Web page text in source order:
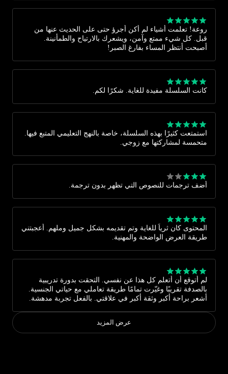
روعة! تعلمت أشياء لم أكن أجرؤ حتى على الحديث عنها من
قبل. كل شيء ممتع وآمن، ويشعرك بالارتياح والطمأنينة.
أصبحت أنتظر المساء بفارغ الصبر!
كانت السلسلة مفيدة للغاية. شكرًا لكم.
استمتعت كثيرًا بهذه السلسلة، خاصة بالنهج التعليمي المتبع فيها.
متحمسة لمشاركتها مع زوجي.
أضف ترجمات للنصوص التي تظهر بدون ترجمة.
المحتوى كان ثرياً للغاية وتم تقديمه بشكل جميل وملهم. أعجبتني
طريقة العرض الواضحة والمهنية.
لم أتوقع أن أتعلم كل هذا عن نفسي. التحقت بدورة تدريبية
بالصدفة تقريبًا وغيّرت تمامًا طريقة تعاملي مع حياتي الجنسية.
أشعر براحة أكبر وثقة أكبر في علاقتي. بالفعل تجربة مدهشة.
عرض المزيد